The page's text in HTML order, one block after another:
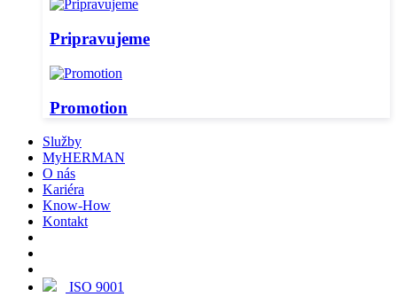
Pripravujeme
Promotion
Služby
MyHERMAN
O nás
Kariéra
Know-How
Kontakt
ISO 9001